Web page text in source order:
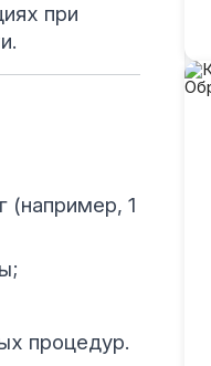
при
(например, 1
процедур.